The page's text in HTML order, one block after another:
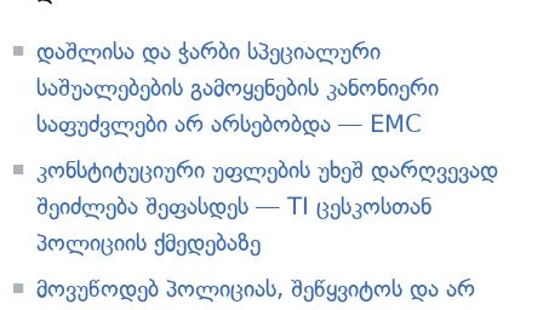
დაშლისა და ჭარბი სპეციალური
საშუალებების გამოყენების კანონიერი
საფუძვლები არ არსებობდა — EMC
კონსტიტუციური უფლების უხეშ დარღვევად
შეიძლება შეფასდეს — TI ცესკოსთან
პოლიციის ქმედებაზე
მოვუწოდებ პოლიციას, შეწყვიტოს და არ